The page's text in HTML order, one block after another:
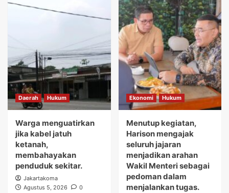
Daerah Hukum
Warga menguatirkan
jika kabel jatuh
ketanah,
membahayakan
penduduk sekitar.
Jakartakoma
Agustus 5, 2026
0
Ekonomi Hukum
Menutup kegiatan,
Harison mengajak
seluruh jajaran
menjadikan arahan
Wakil Menteri sebagai
pedoman dalam
menjalankan tugas.